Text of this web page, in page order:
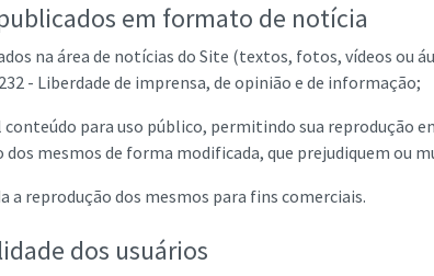
em formato de notícia
na área de notícias do Site (textos, fotos, vídeos ou
- Liberdade de imprensa, de opinião e de informação;
para uso público, permitindo sua reprodução
mesmos de forma modificada, que prejudiquem ou
a reprodução dos mesmos para fins comerciais.
dos usuários